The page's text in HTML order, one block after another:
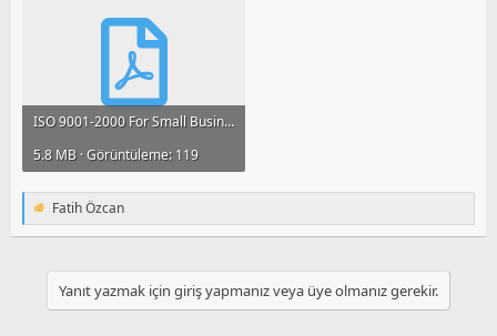
i
ISO 9001-2000 For Small Businesses.pdf
5.8 MB · Görüntüleme: 119
T
e
Fatih Özcan
Yanıt yazmak için giriş yapmanız veya üye olmanız gerekir.